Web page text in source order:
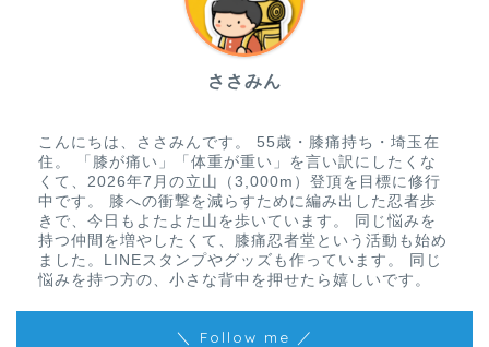
ささみん
こんにちは、ささみんです。 55歳・膝痛持ち・埼玉在
住。 「膝が痛い」「体重が重い」を言い訳にしたくな
くて、2026年7月の立山（3,000m）登頂を目標に修行
中です。 膝への衝撃を減らすために編み出した忍者歩
きで、今日もよたよた山を歩いています。 同じ悩みを
持つ仲間を増やしたくて、膝痛忍者堂という活動も始め
ました。LINEスタンプやグッズも作っています。 同じ
悩みを持つ方の、小さな背中を押せたら嬉しいです。
＼ Follow me ／